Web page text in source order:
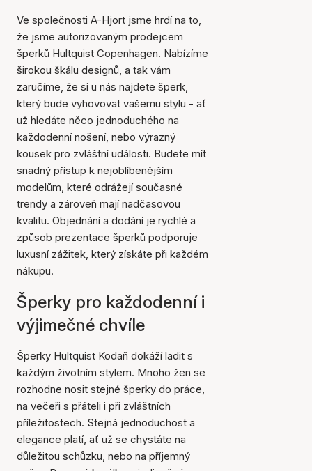
Ve společnosti A-Hjort jsme hrdí na to,
že jsme autorizovaným prodejcem
šperků Hultquist Copenhagen. Nabízíme
širokou škálu designů, a tak vám
zaručíme, že si u nás najdete šperk,
který bude vyhovovat vašemu stylu - ať
už hledáte něco jednoduchého na
každodenní nošení, nebo výrazný
kousek pro zvláštní události. Budete mít
snadný přístup k nejoblíbenějším
modelům, které odrážejí současné
trendy a zároveň mají nadčasovou
kvalitu. Objednání a dodání je rychlé a
způsob prezentace šperků podporuje
luxusní zážitek, který získáte při každém
nákupu.
Šperky pro každodenní i
výjimečné chvíle
Šperky Hultquist Kodaň dokáží ladit s
každým životním stylem. Mnoho žen se
rozhodne nosit stejné šperky do práce,
na večeři s přáteli i při zvláštních
příležitostech. Stejná jednoduchost a
elegance platí, ať už se chystáte na
důležitou schůzku, nebo na příjemný